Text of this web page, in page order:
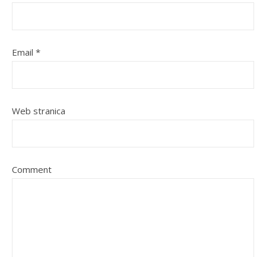
Email *
Web stranica
Comment